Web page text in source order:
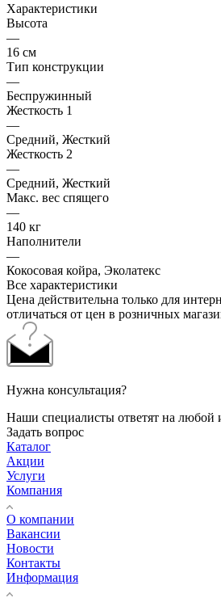
Характеристики
Высота
—
16 см
Тип конструкции
—
Беспружинный
Жесткость 1
—
Средний, Жесткий
Жесткость 2
—
Средний, Жесткий
Макс. вес спящего
—
140 кг
Наполнители
—
Кокосовая койра, Эколатекс
Все характеристики
Цена действительна только для
отличаться от цен в розничных
Нужна консультация?
Наши специалисты ответят на любой
Задать вопрос
Каталог
Акции
Услуги
Компания
О компании
Вакансии
Новости
Контакты
Информация